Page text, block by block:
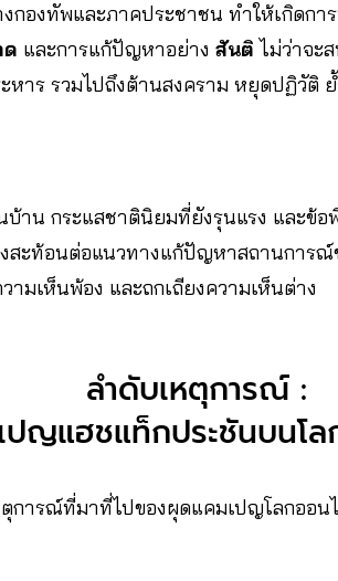
งกองทัพและภาคประชาชน ทำให้เกิดก
ด และการแก้ปัญหาอย่าง สันติ ไม่ว่าจะ
หาร รวมไปถึงต้านสงคราม หยุดปฏิวัติ
บ้าน กระแสชาตินิยมที่ยังรุนแรง และข้
สะท้อนต่อแนวทางแก้ปัญหาสถานการ
ามเห็นพ้อง และถกเถียงความเห็นต่าง
ลำดับเหตุการณ์ :
ปญแฮชแท็กประชันบนโล
ตุการณ์ที่มาที่ไปของผุดแคมเปญโลกออน